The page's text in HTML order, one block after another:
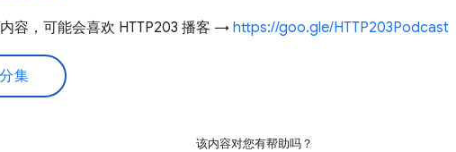
容，可能会喜欢 HTTP203 播客 → https://goo.gle/HTTP203Podcast
集
该内容对您有帮助吗？